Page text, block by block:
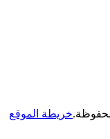
خريطة الموقع